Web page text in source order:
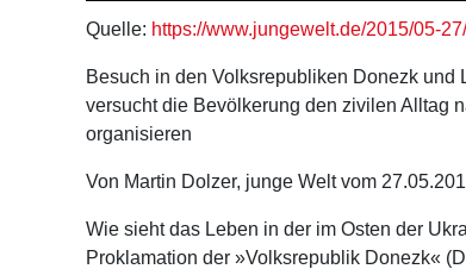
Quelle: https://www.jungewelt.de/2015/05-
Besuch in den Volksrepubliken Donezk und
versucht die Bevölkerung den zivilen Alltag
organisieren
Von Martin Dolzer, junge Welt vom
Wie sieht das Leben in der im Osten der
Proklamation der »Volksrepublik Donezk«